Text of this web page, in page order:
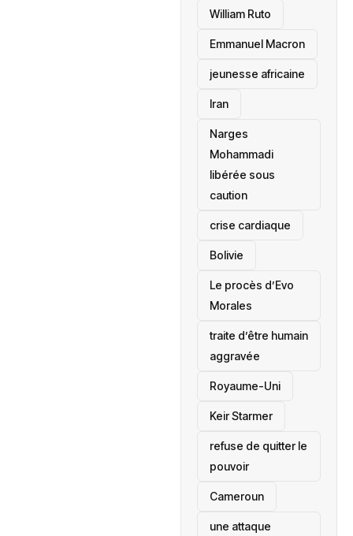
William Ruto
Emmanuel Macron
jeunesse africaine
‎Iran
Narges
Mohammadi
libérée sous
caution
crise cardiaque
‎Bolivie
Le procès d’Evo
Morales
traite d’être humain
aggravée
‎Royaume-Uni
Keir Starmer
refuse de quitter le
pouvoir
‎Cameroun
une attaque